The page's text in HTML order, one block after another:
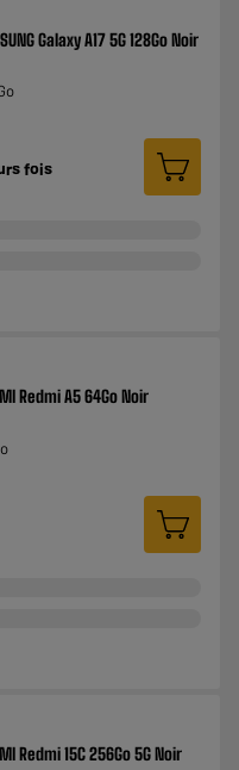
Galaxy A17 5G 128Go Noir
fois
Redmi A5 64Go Noir
Redmi 15C 256Go 5G Noir